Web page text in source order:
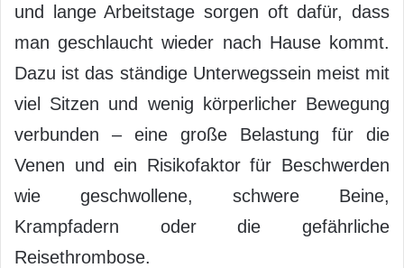
und lange Arbeitstage sorgen oft dafür, dass
man geschlaucht wieder nach Hause kommt.
Dazu ist das ständige Unterwegssein meist mit
viel Sitzen und wenig körperlicher Bewegung
verbunden – eine große Belastung für die
Venen und ein Risikofaktor für Beschwerden
wie geschwollene, schwere Beine,
Krampfadern oder die gefährliche
Reisethrombose.